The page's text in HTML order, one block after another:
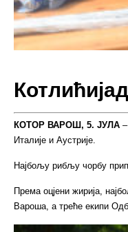
КОТОР ВАРОШ, 5. ЈУЛА
Италије и Аустрије.
Најбољу рибљу чорбу
Према оцјени жирија,
Вароша, а треће екипи